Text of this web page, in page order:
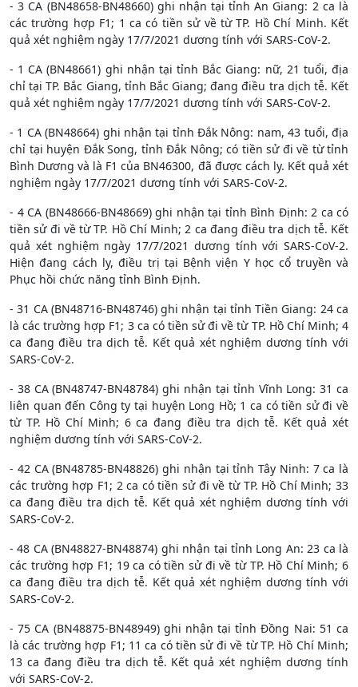
- 3 CA (BN48658-BN48660) ghi nhận tại tỉnh An Giang: 2 ca là
các trường hợp F1; 1 ca có tiền sử về từ TP. Hồ Chí Minh. Kết
quả xét nghiệm ngày 17/7/2021 dương tính với SARS-CoV-2.
- 1 CA (BN48661) ghi nhận tại tỉnh Bắc Giang: nữ, 21 tuổi, địa
chỉ tại TP. Bắc Giang, tỉnh Bắc Giang; đang điều tra dịch tễ. Kết
quả xét nghiệm ngày 17/7/2021 dương tính với SARS-CoV-2.
- 1 CA (BN48664) ghi nhận tại tỉnh Đắk Nông: nam, 43 tuổi, địa
chỉ tại huyện Đắk Song, tỉnh Đắk Nông; có tiền sử đi về từ tỉnh
Bình Dương và là F1 của BN46300, đã được cách ly. Kết quả xét
nghiệm ngày 17/7/2021 dương tính với SARS-CoV-2.
- 4 CA (BN48666-BN48669) ghi nhận tại tỉnh Bình Định: 2 ca có
tiền sử đi về từ TP. Hồ Chí Minh; 2 ca đang điều tra dịch tễ. Kết
quả xét nghiệm ngày 17/7/2021 dương tính với SARS-CoV-2.
Hiện đang cách ly, điều trị tại Bệnh viện Y học cổ truyền và
Phục hồi chức năng tỉnh Bình Định.
- 31 CA (BN48716-BN48746) ghi nhận tại tỉnh Tiền Giang: 24 ca
là các trường hợp F1; 3 ca có tiền sử đi về từ TP. Hồ Chí Minh; 4
ca đang điều tra dịch tễ. Kết quả xét nghiệm dương tính với
SARS-CoV-2.
- 38 CA (BN48747-BN48784) ghi nhận tại tỉnh Vĩnh Long: 31 ca
liên quan đến Công ty tại huyện Long Hồ; 1 ca có tiền sử đi về
từ TP. Hồ Chí Minh; 6 ca đang điều tra dịch tễ. Kết quả xét
nghiệm dương tính với SARS-CoV-2.
- 42 CA (BN48785-BN48826) ghi nhận tại tỉnh Tây Ninh: 7 ca là
các trường hợp F1; 2 ca có tiền sử đi về từ TP. Hồ Chí Minh; 33
ca đang điều tra dịch tễ. Kết quả xét nghiệm dương tính với
SARS-CoV-2.
- 48 CA (BN48827-BN48874) ghi nhận tại tỉnh Long An: 23 ca là
các trường hợp F1; 19 ca có tiền sử đi về từ TP. Hồ Chí Minh; 6
ca đang điều tra dịch tễ. Kết quả xét nghiệm dương tính với
SARS-CoV-2.
- 75 CA (BN48875-BN48949) ghi nhận tại tỉnh Đồng Nai: 51 ca
là các trường hợp F1; 11 ca có tiền sử đi về từ TP. Hồ Chí Minh;
13 ca đang điều tra dịch tễ. Kết quả xét nghiệm dương tính
với SARS-CoV-2.